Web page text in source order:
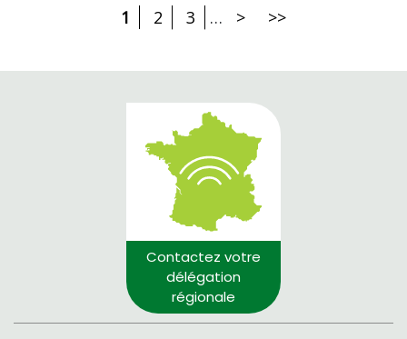
1 2 3 … > >>
Contactez votre
délégation
régionale